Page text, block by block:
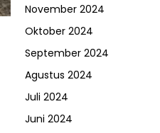
November 2024
Oktober 2024
September 2024
Agustus 2024
Juli 2024
Juni 2024